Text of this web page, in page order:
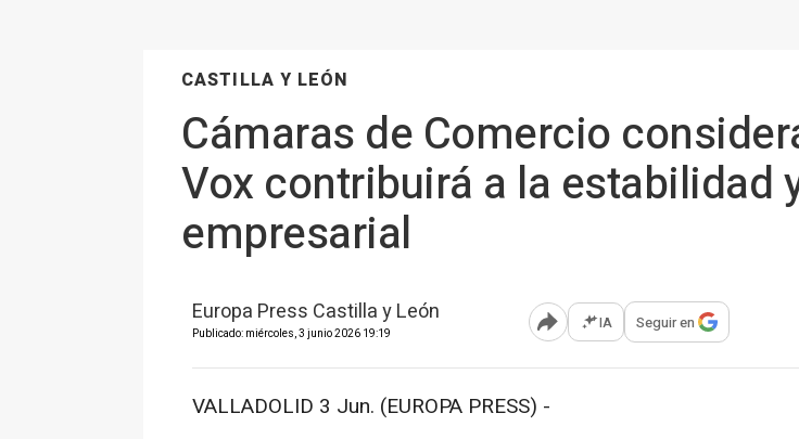
CASTILLA Y LEÓN
Cámaras de Comercio
Vox contribuirá a la estabilidad
empresarial
Europa Press Castilla y León
Publicado: miércoles, 3 junio 2026 19:19 Abrir opciones para compartir
IA Seguir en
VALLADOLID 3 Jun. (EUROPA PRESS) -